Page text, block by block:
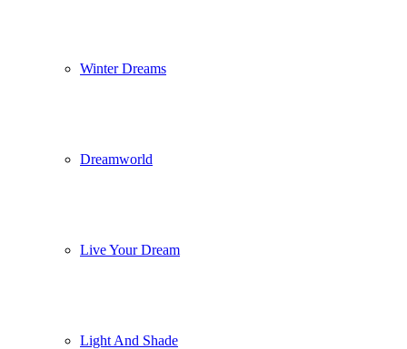
Winter Dreams
Dreamworld
Live Your Dream
Light And Shade